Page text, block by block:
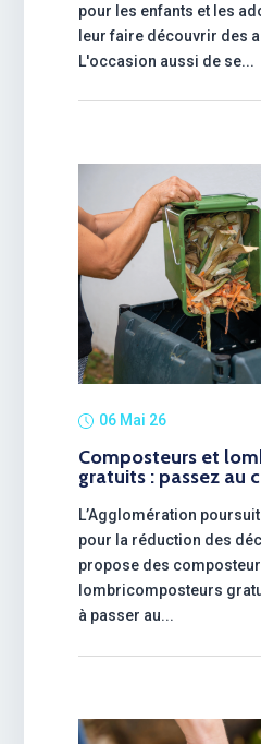
pour les enfants et les
leur faire découvrir des
L'occasion aussi de se...
06 Mai 26
Composteurs et
gratuits : passez au
L’Agglomération
pour la réduction des
propose des
lombricomposteurs
à passer au...